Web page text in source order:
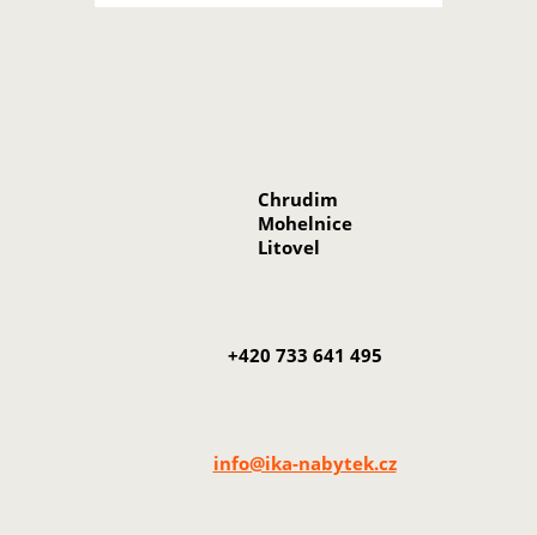
Chrudim
Mohelnice
Litovel
+420 733 641 495
info@ika-nabytek.cz